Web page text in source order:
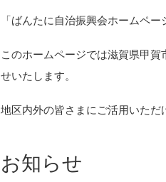
「ばんたに自治振興会ホームペ
このホームページでは滋賀県甲
せいたします。
地区内外の皆さまにご活用いただ
お知らせ